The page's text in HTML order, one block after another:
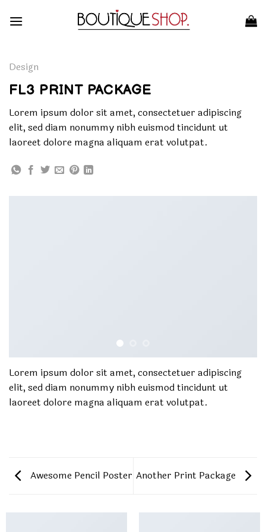
Design
FL3 PRINT PACKAGE
Lorem ipsum dolor sit amet, consectetuer adipiscing
elit, sed diam nonummy nibh euismod tincidunt ut
laoreet dolore magna aliquam erat volutpat.
Lorem ipsum dolor sit amet, consectetuer adipiscing
elit, sed diam nonummy nibh euismod tincidunt ut
laoreet dolore magna aliquam erat volutpat.
Awesome Pencil Poster Another Print Package